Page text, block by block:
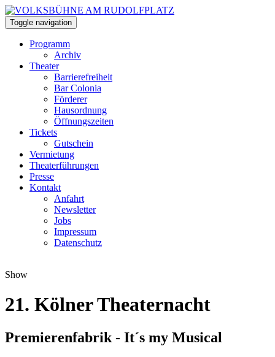
Toggle navigation
Programm
Archiv
Theater
Barrierefreiheit
Bar Colonia
Förderer
Hausordnung
Öffnungszeiten
Tickets
Gutschein
Vermietung
Theaterführungen
Presse
Kontakt
Anfahrt
Newsletter
Jobs
Impressum
Datenschutz
Show
21. Kölner Theaternacht
Premierenfabrik - It´s my Musical